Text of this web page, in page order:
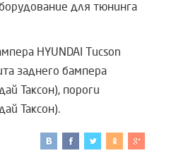
для тюнинга
HYUNDAI Tucson
заднего бампера
Таксон), пороги
Таксон).